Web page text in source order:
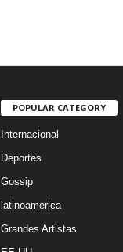
POPULAR CATEGORY
Internacional
Deportes
Gossip
latinoamerica
Grandes Artistas